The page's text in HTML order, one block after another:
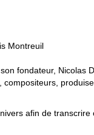
Montreuil
fondateur, Nicolas
afin de transcrire